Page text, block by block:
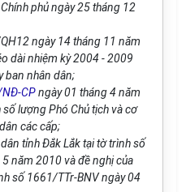
phủ ngày 25 tháng 12
ngày 14 tháng 11 năm
dài nhiệm kỳ 2004 - 2009
ban nhân dân;
CPngày 01 tháng 4 năm
lượng Phó Chủ tịch và cơ
các cấp;
tỉnh Đắk Lắk tại tờ trình số
năm 2010 và đề nghị của
số 1661/TTr-BNV ngày 04